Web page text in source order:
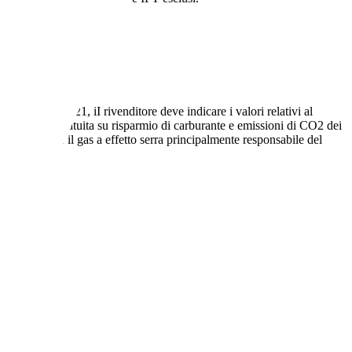
dal 16.2.2021, iI rivenditore deve indicare i valori relativi al
guida gratuita su risparmio di carburante e emissioni di CO2 dei
Il CO2 è il gas a effetto serra principalmente responsabile del